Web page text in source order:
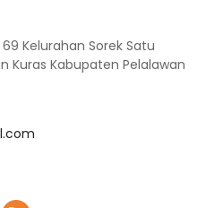
Kelurahan Sorek Satu
Kuras Kabupaten Pelalawan